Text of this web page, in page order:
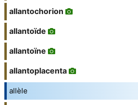
allantochorion
allantoïde
allantoïne
allantoplacenta
allèle